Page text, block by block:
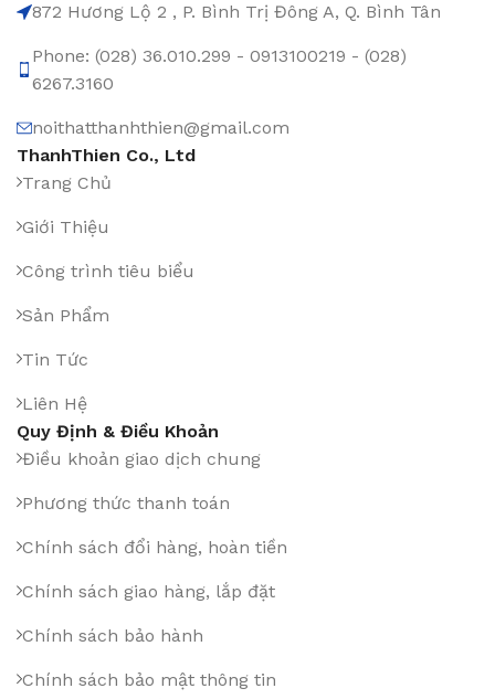
872 Hương Lộ 2 , P. Bình Trị Đông A, Q. Bình Tân
Phone: (028) 36.010.299 - 0913100219 - (028)
6267.3160
noithatthanhthien@gmail.com
ThanhThien Co., Ltd
Trang Chủ
Giới Thiệu
Công trình tiêu biểu
Sản Phẩm
Tin Tức
Liên Hệ
Quy Định & Điều Khoản
Điều khoản giao dịch chung
Phương thức thanh toán
Chính sách đổi hàng, hoàn tiền
Chính sách giao hàng, lắp đặt
Chính sách bảo hành
Chính sách bảo mật thông tin